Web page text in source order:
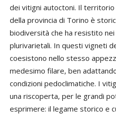
dei vitigni autoctoni. Il
della provincia di Torino è
biodiversità che ha resistito
plurivarietali. In questi vigneti
coesistono nello stesso
medesimo filare, ben
condizioni pedoclimatiche. I
una riscoperta, per le grandi
esprimere: il legame storico e